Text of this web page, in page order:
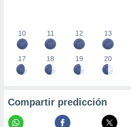
10 11 12 13
17 18 19 20
Compartir predicción